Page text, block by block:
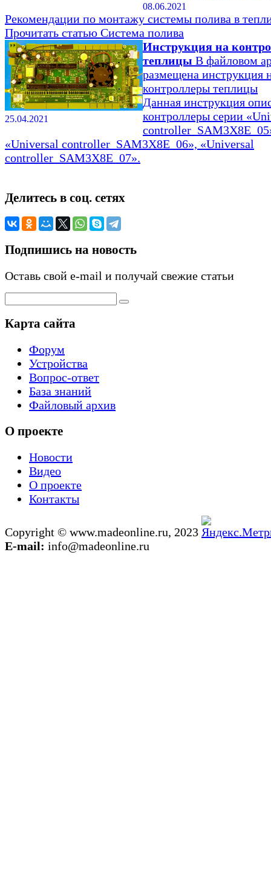
08.06.2021
Рекомендации по монтажу системы полива в
Прочитать статью Система полива
25.04.2021
Инструкция на
теплицы В файловом
размещена инструкция
контроллеры теплицы
Данная инструкция
контроллеры серии
«Universal controller_SAM3X8E_06», «Universal
controller_SAM3X8E_07».
Делитесь в соц. сетях
Подпишись на новость
Оставь свой e-mail и получай свежие статьи
Карта сайта
Форум
Устройства
Вопрос-ответ
База знаний
Файловый архив
О проекте
Новости
Видео
О проекте
Контакты
Copyright © www.madeonline.ru, 2023
E-mail: info@madeonline.ru